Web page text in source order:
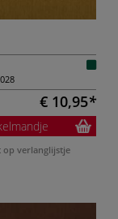
€ 10,95
op verlanglijstje